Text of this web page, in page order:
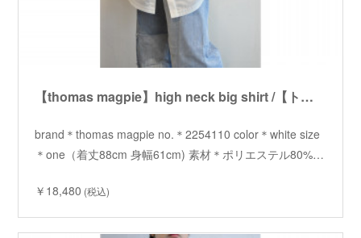
【thomas magpie】high neck big shirt /【トーマスマグパイ】ハイネックビッグシャツ
brand＊thomas magpie no.＊2254110 color＊white size
＊one（着丈88cm 身幅61cm) 素材＊ポリエステル80%…
￥18,480 (税込)